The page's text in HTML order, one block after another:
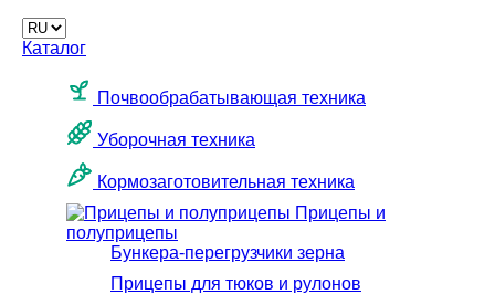
Каталог
Почвообрабатывающая техника
Уборочная техника
Кормозаготовительная техника
Прицепы и
полуприцепы
Бункера-перегрузчики зерна
Прицепы для тюков и рулонов